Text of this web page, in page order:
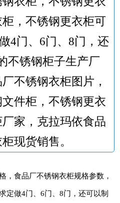
，不锈钢更衣柜可
4门、6门、8门，还
不锈钢柜子生产厂
不锈钢衣柜图片，
件柜，不锈钢更衣
家，克拉玛依食品
现货销售。
，食品厂不锈钢衣柜规格参数，
定做4门、6门、8门，还可以制